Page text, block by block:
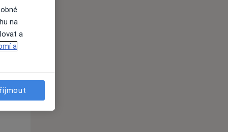
10 Srpen
na
a
a